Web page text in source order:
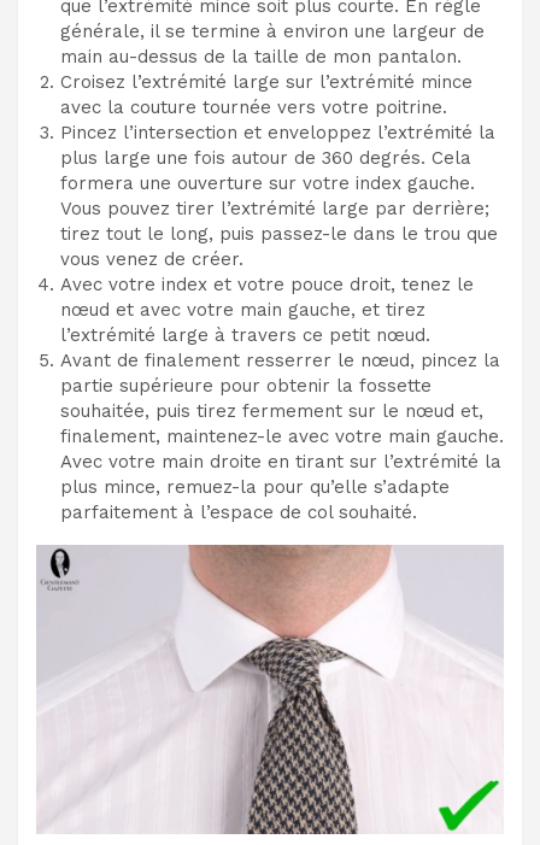
que l’extrémité mince soit plus courte. En règle
générale, il se termine à environ une largeur de
main au-dessus de la taille de mon pantalon.
Croisez l’extrémité large sur l’extrémité mince
avec la couture tournée vers votre poitrine.
Pincez l’intersection et enveloppez l’extrémité la
plus large une fois autour de 360 ​​degrés. Cela
formera une ouverture sur votre index gauche.
Vous pouvez tirer l’extrémité large par derrière;
tirez tout le long, puis passez-le dans le trou que
vous venez de créer.
Avec votre index et votre pouce droit, tenez le
nœud et avec votre main gauche, et tirez
l’extrémité large à travers ce petit nœud.
Avant de finalement resserrer le nœud, pincez la
partie supérieure pour obtenir la fossette
souhaitée, puis tirez fermement sur le nœud et,
finalement, maintenez-le avec votre main gauche.
Avec votre main droite en tirant sur l’extrémité la
plus mince, remuez-la pour qu’elle s’adapte
parfaitement à l’espace de col souhaité.